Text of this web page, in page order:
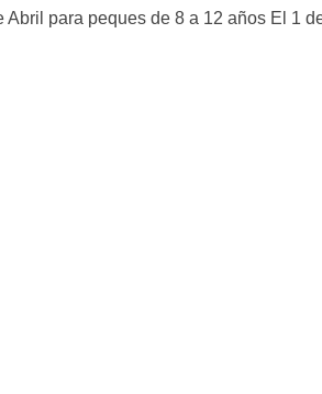
para peques de 8 a 12 años El 1